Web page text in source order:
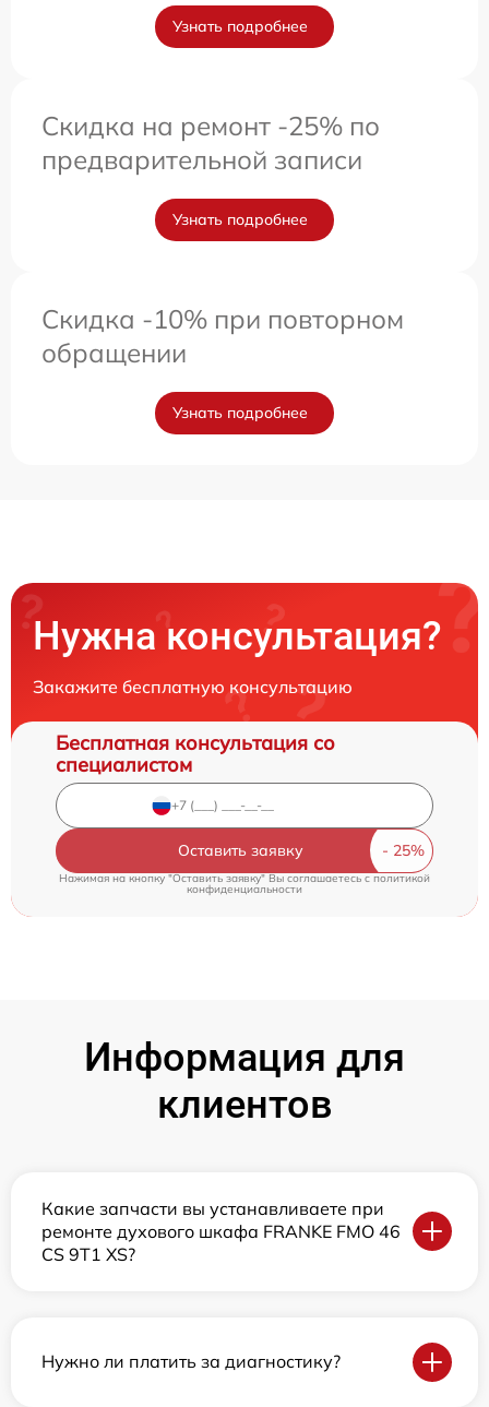
Узнать подробнее
Скидка на ремонт -25% по
предварительной записи
Узнать подробнее
Скидка -10% при повторном
обращении
Узнать подробнее
Нужна консультация?
Закажите бесплатную консультацию
Бесплатная консультация со
специалистом
Оставить заявку
Нажимая на кнопку "Оставить заявку" Вы соглашаетесь cполитикой
конфиденциальности
Информация для
клиентов
Какие запчасти вы устанавливаете при
ремонте духового шкафа FRANKE FMO 46
CS 9T1 XS?
Нужно ли платить за диагностику?